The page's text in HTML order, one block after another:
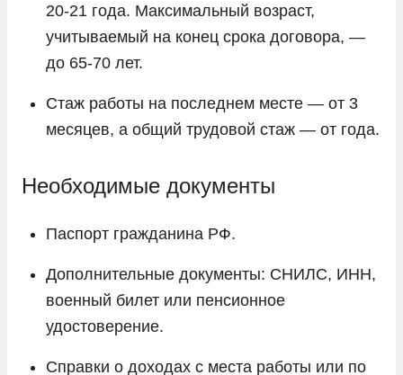
20-21 года. Максимальный возраст,
учитываемый на конец срока договора, —
до 65-70 лет.
Стаж работы на последнем месте — от 3
месяцев, а общий трудовой стаж — от года.
Необходимые документы
Паспорт гражданина РФ.
Дополнительные документы: СНИЛС, ИНН,
военный билет или пенсионное
удостоверение.
Справки о доходах с места работы или по